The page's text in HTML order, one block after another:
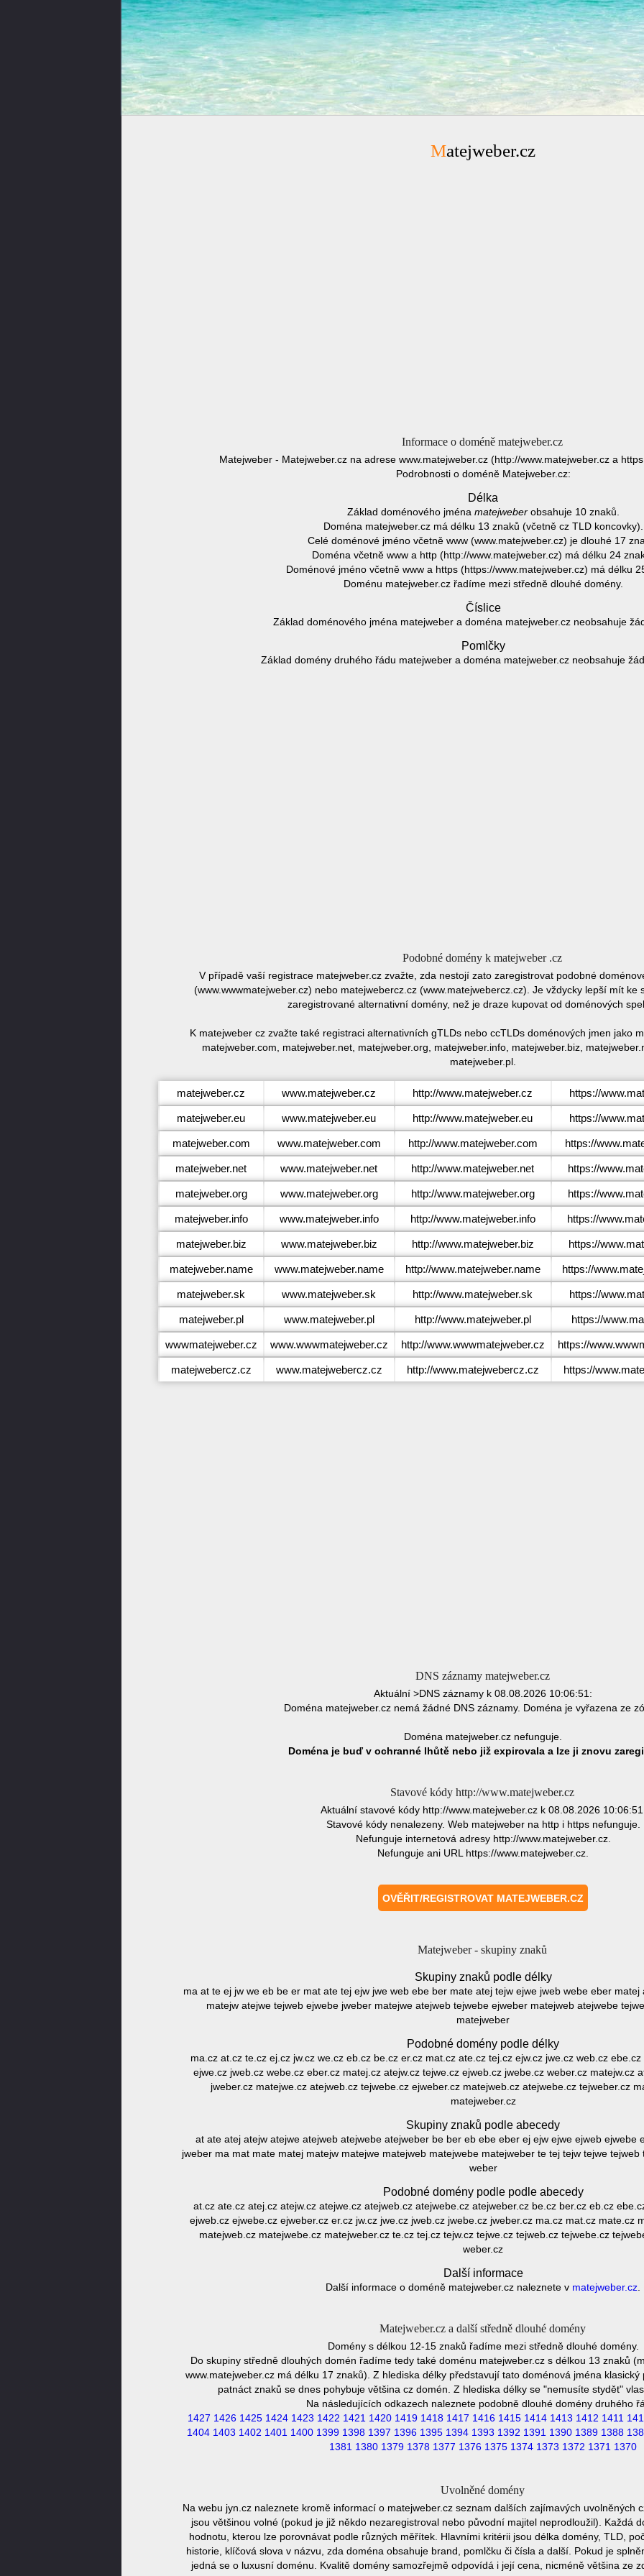
Matejweber.cz
Informace o doméně matejweber.cz
Matejweber - Matejweber.cz na adrese www.matejweber.cz (http://www.matejweber.cz a
Podrobnosti o doméně Matejweber.cz:
Délka
Základ doménového jména matejweberobsahuje 10 znaků.
Doména matejweber.cz má délku 13 znaků (včetně cz TLD koncovky).
Celé doménové jméno včetně www (www.matejweber.cz) je dlouhé 17
Doména včetně www a http (http://www.matejweber.cz) má délku 24
Doménové jméno včetně www a https (https://www.matejweber.cz) má délku
Doménu matejweber.cz řadíme mezi středně dlouhé domény.
Číslice
Základ doménového jména matejweber a doména matejweber.cz neobsahuje
Pomlčky
Základ domény druhého řádu matejweber a doména matejweber.cz neobsahuje
Podobné domény k matejweber .cz
V případě vaší registrace matejweber.cz zvažte, zda nestojí zato zaregistrovat podobné
(www.wwwmatejweber.cz) nebo matejwebercz.cz (www.matejwebercz.cz). Je vždycky lepší mít ke
zaregistrované alternativní domény, než je draze kupovat od doménových
K matejweber cz zvažte také registraci alternativních gTLDs nebo ccTLDs doménových jmen jako
matejweber.com, matejweber.net, matejweber.org, matejweber.info, matejweber.biz,
matejweber.pl.
matejweber.cz www.matejweber.cz http://www.matejweber.cz https://
matejweber.eu www.matejweber.eu http://www.matejweber.eu https://
matejweber.com www.matejweber.com http://www.matejweber.com https://
matejweber.net www.matejweber.net http://www.matejweber.net https://
matejweber.org www.matejweber.org http://www.matejweber.org https://
matejweber.info www.matejweber.info http://www.matejweber.info https://
matejweber.biz www.matejweber.biz http://www.matejweber.biz https://
matejweber.name www.matejweber.name http://www.matejweber.name https://
matejweber.sk www.matejweber.sk http://www.matejweber.sk https://
matejweber.pl www.matejweber.pl http://www.matejweber.pl https://
wwwmatejweber.cz www.wwwmatejweber.cz http://www.wwwmatejweber.cz https://
matejwebercz.cz www.matejwebercz.cz http://www.matejwebercz.cz https://
DNS záznamy matejweber.cz
Aktuální >DNS záznamy k 08.08.2026 10:06:51:
Doména matejweber.cz nemá žádné DNS záznamy. Doména je vyřazena ze
Doména matejweber.cz nefunguje.
Doména je buď v ochranné lhůtě nebo již expirovala a lze ji znovu
Stavové kódy http://www.matejweber.cz
Aktuální stavové kódy http://www.matejweber.cz k 08.08.2026
Stavové kódy nenalezeny. Web matejweber na http i https nefunguje.
Nefunguje internetová adresy http://www.matejweber.cz.
Nefunguje ani URL https://www.matejweber.cz.
Matejweber - skupiny znaků
Skupiny znaků podle délky
ma at te ej jw we eb be er mat ate tej ejw jwe web ebe ber mate atej tejw ejwe jweb webe eber
matejw atejwe tejweb ejwebe jweber matejwe atejweb tejwebe ejweber matejweb atejwebe
matejweber
Podobné domény podle délky
ma.cz at.cz te.cz ej.cz jw.cz we.cz eb.cz be.cz er.cz mat.cz ate.cz tej.cz ejw.cz jwe.cz web.cz
ejwe.cz jweb.cz webe.cz eber.cz matej.cz atejw.cz tejwe.cz ejweb.cz jwebe.cz weber.cz matejw.cz
jweber.cz matejwe.cz atejweb.cz tejwebe.cz ejweber.cz matejweb.cz atejwebe.cz tejweber.cz
matejweber.cz
Skupiny znaků podle abecedy
at ate atej atejw atejwe atejweb atejwebe atejweber be ber eb ebe eber ej ejw ejwe ejweb ejwebe
jweber ma mat mate matej matejw matejwe matejweb matejwebe matejweber te tej tejw tejwe
weber
Podobné domény podle podle abecedy
at.cz ate.cz atej.cz atejw.cz atejwe.cz atejweb.cz atejwebe.cz atejweber.cz be.cz ber.cz eb.cz
ejweb.cz ejwebe.cz ejweber.cz er.cz jw.cz jwe.cz jweb.cz jwebe.cz jweber.cz ma.cz mat.cz mate.cz
matejweb.cz matejwebe.cz matejweber.cz te.cz tej.cz tejw.cz tejwe.cz tejweb.cz tejwebe.cz
weber.cz
Další informace
Další informace o doméně matejweber.cz naleznete v matejweber.cz
Matejweber.cz a další středně dlouhé domény
Domény s délkou 12-15 znaků řadíme mezi středně dlouhé domény.
Do skupiny středně dlouhých domén řadíme tedy také doménu matejweber.cz s délkou 13 znaků
www.matejweber.cz má délku 17 znaků). Z hlediska délky představují tato doménová jména
patnáct znaků se dnes pohybuje většina cz domén. Z hlediska délky se "nemusíte stydět"
Na následujících odkazech naleznete podobně dlouhé domény druhého
1427 1426 1425 1424 1423 1422 1421 1420 1419 1418 1417 1416 1415 1414 1413 1412 1411
1404 1403 1402 1401 1400 1399 1398 1397 1396 1395 1394 1393 1392 1391 1390 1389 1388
1381 1380 1379 1378 1377 1376 1375 1374 1373 1372 1371 1370
Uvolněné domény
Na webu jyn.cz naleznete kromě informací o matejweber.cz seznam dalších zajímavých uvolněných
jsou většinou volné (pokud je již někdo nezaregistroval nebo původní majitel neprodloužil). Každá
hodnotu, kterou lze porovnávat podle různých měřítek. Hlavními kritérii jsou délka domény, TLD,
historie, klíčová slova v názvu, zda doména obsahuje brand, pomlčku či čísla a další. Pokud je
jedná se o luxusní doménu. Kvalitě domény samozřejmě odpovídá i její cena, nicméně většina ze